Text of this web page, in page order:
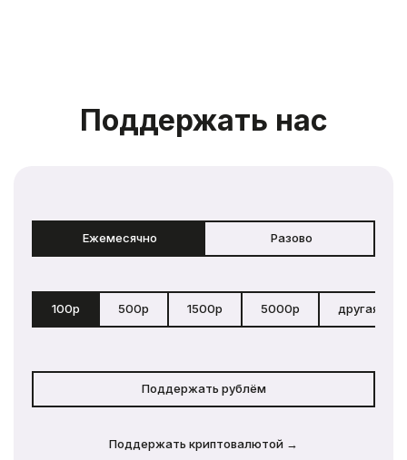
Поддержать нас
Ежемесячно Разово
100р 500р 1500р 5000р другая
Поддержать рублём
Поддержать криптовалютой →